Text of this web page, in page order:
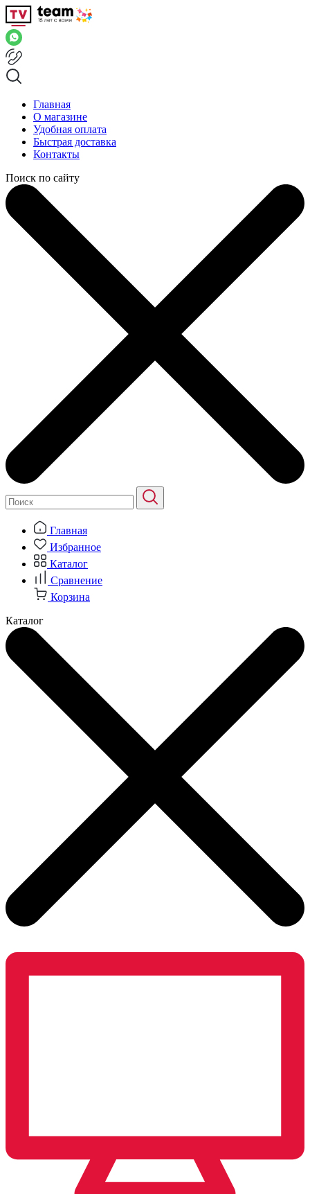
Главная
О магазине
Удобная оплата
Быстрая доставка
Контакты
Поиск по сайту
Главная
Избранное
Каталог
Сравнение
Корзина
Каталог